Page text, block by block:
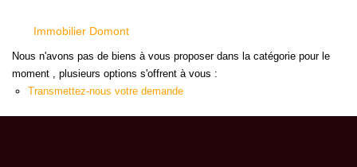
Location De Votre Bien
Gestion De Votre Bien
Extranet
Immobilier Domont
Nous n'avons pas de biens à vous proposer dans la catégorie pour le
moment , plusieurs options s'offrent à vous :
Transmettez-nous votre demande